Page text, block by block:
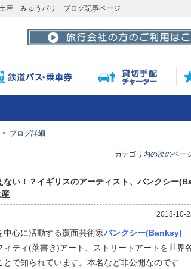
土産 みゅうパリ ブログ記事ページ
ブログ詳細
カテゴリ内の次のペー
ない！？イギリスのアーティスト、バンクシー
2018-10-
中心に活動する覆面芸術家バンクシー(Banksy)
ィティ(落書き)アート、ストリートアートを世界
で知られています。本名など非公開なのです